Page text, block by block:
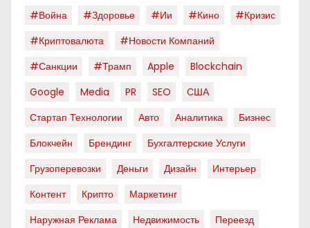
#война
#здоровье #ии #кино
#кризис
#криптовалюта
#новости Компаний
#санкции
#трамп Apple
Blockchain
Google
Media PR SEO
США
Стартап Технологии
Авто Аналитика
Бизнес
Блокчейн
Брендинг
Бухгалтерские Услуги
Грузоперевозки
Деньги Дизайн
Интерьер
Контент
Крипто
Маркетинг
Наружная Реклама
Недвижимость
Переезд